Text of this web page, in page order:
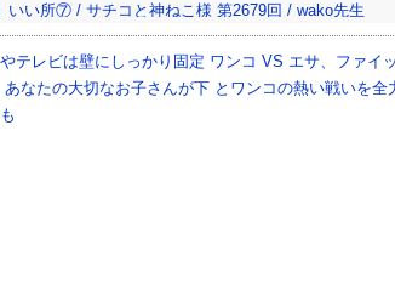
いい所⑦ / サチコと神ねこ様 第2679回 / wako先生
ズ vs ローソンのメガサイズ…その日の気分で選びま
てみた
テレビは壁にしっかり固定
なたの大切なお子さんが下
ワンコ VS エサ、ファイ
とワンコの熱い戦いを全